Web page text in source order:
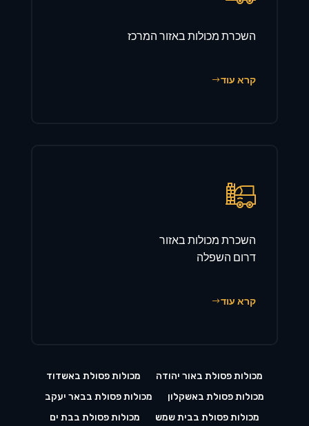
השכרת מכולות באזור המרכז
קרא עוד
השכרת מכולות באזור
דרום השפלה
קרא עוד
מכולות פסולת באור יהודה
מכולות פסולת באשדוד
מכולות פסולת באשקלון
מכולות פסולת בבאר יעקב
מכולות פסולת בבית שמש
מכולות פסולת בבת ים